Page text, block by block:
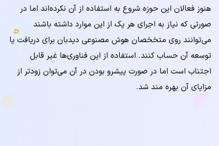
هنوز فعالان این حوزه شروع به استفاده از آن نکرده‌اند اما در
صورتی که نیاز به اجرای هر یک از این موارد داشته باشند
می‌توانند روی متخخصان هوش مصنوعی دیدبان برای دریافت یا
توسعه آن حساب کنند. استفاده از این فناوری‌ها غیر قابل
اجتناب است اما در صورت پیشرو بودن در آن می‌توان زودتر از
مزایای آن بهره مند شد.